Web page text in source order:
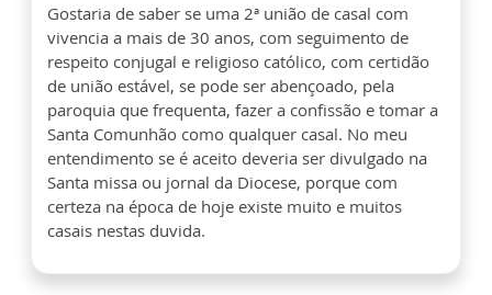
Gostaria de saber se uma 2ª união de casal com
vivencia a mais de 30 anos, com seguimento de
respeito conjugal e religioso católico, com certidão
de união estável, se pode ser abençoado, pela
paroquia que frequenta, fazer a confissão e tomar a
Santa Comunhão como qualquer casal. No meu
entendimento se é aceito deveria ser divulgado na
Santa missa ou jornal da Diocese, porque com
certeza na época de hoje existe muito e muitos
casais nestas duvida.